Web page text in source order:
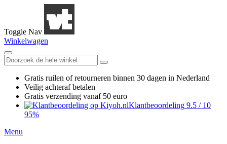
Toggle Nav
Winkelwagen
Gratis ruilen of retourneren binnen 30 dagen in Nederland
Veilig achteraf betalen
Gratis verzending vanaf 50 euro
Klantbeoordeling 9.5 / 10
95%
Menu